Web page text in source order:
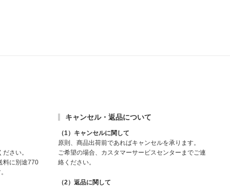
さい。
料に別途770
キャンセル・返品について
（1）キャンセルに関して
原則、商品出荷前であればキャンセルを承ります。
ご希望の場合、カスタマーサービスセンターまでご連
絡ください。
（2）返品に関して